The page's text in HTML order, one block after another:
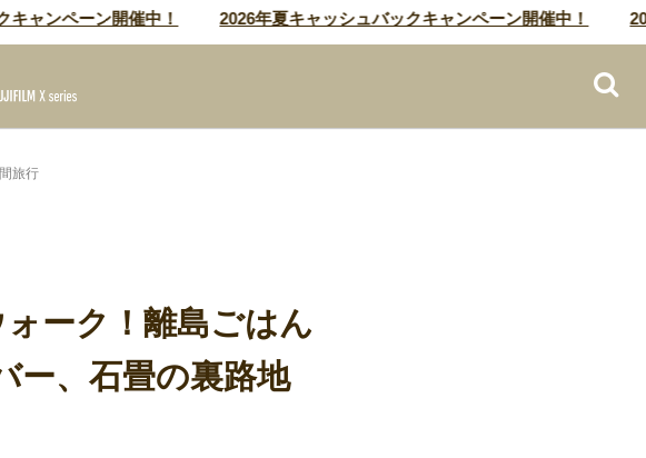
ペーン開催中！ 2026年夏キャッシュバックキャンペーン開催中！ 2026年
旅行
ォーク！離島ごはん
ー、石畳の裏路地